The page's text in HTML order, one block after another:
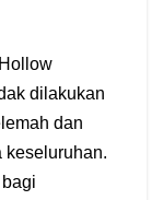
dilakukan
dan
keseluruhan.